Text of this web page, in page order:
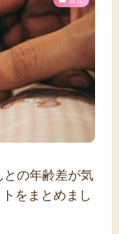
の年齢差が気
をまとめまし